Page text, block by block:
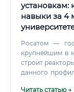
установкам:
навыки за 4
Росатом —
крупнейшим в
строит
данного
Читать статью →